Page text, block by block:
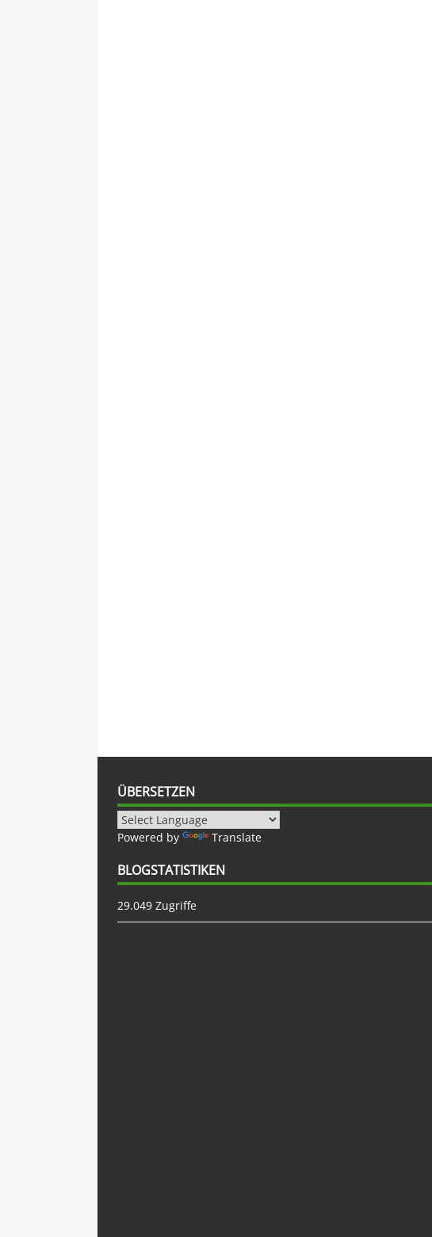
ÜBERSETZEN
Powered by Translate
BLOGSTATISTIKEN
29.049 Zugriffe